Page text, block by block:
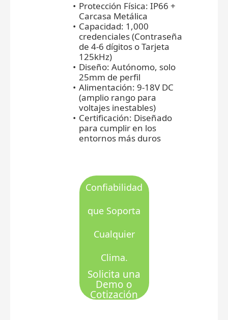
Protección Física: IP66 +
Carcasa Metálica
Capacidad: 1,000
credenciales (Contraseña
de 4-6 dígitos o Tarjeta
125kHz)
Diseño: Autónomo, solo
25mm de perfil
Alimentación: 9-18V DC
(amplio rango para
voltajes inestables)
Certificación: Diseñado
para cumplir en los
entornos más duros
Confiabilidad
que Soporta
Cualquier
Clima.
Solicita una
Demo o
Cotización